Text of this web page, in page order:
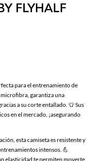
FLYHALF
para el entrenamiento de
microfibra, garantiza una
a su corte entallado. 👕 Sus
en el mercado, ¡asegurando
esta camiseta es resistente y
intensos. 💪
elasticidad te permiten moverte